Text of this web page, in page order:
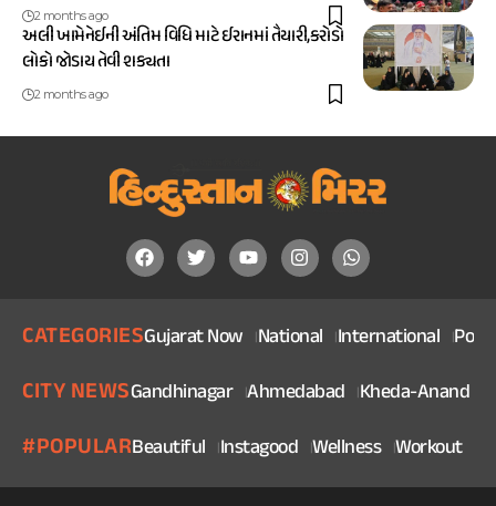
2 months ago
અલી ખામેનેઈની અંતિમ વિધિ માટે ઈરાનમાં તૈયારી,કરોડો
લોકો જોડાય તેવી શક્યતા
2 months ago
CATEGORIESGujarat Now National International
CITY NEWSGandhinagar Ahmedabad Kheda-Anand
#POPULARBeautiful Instagood Wellness Workout